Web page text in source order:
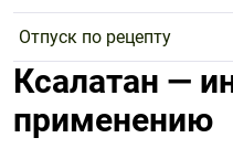
Отпуск по рецепту
Ксалатан —
применению